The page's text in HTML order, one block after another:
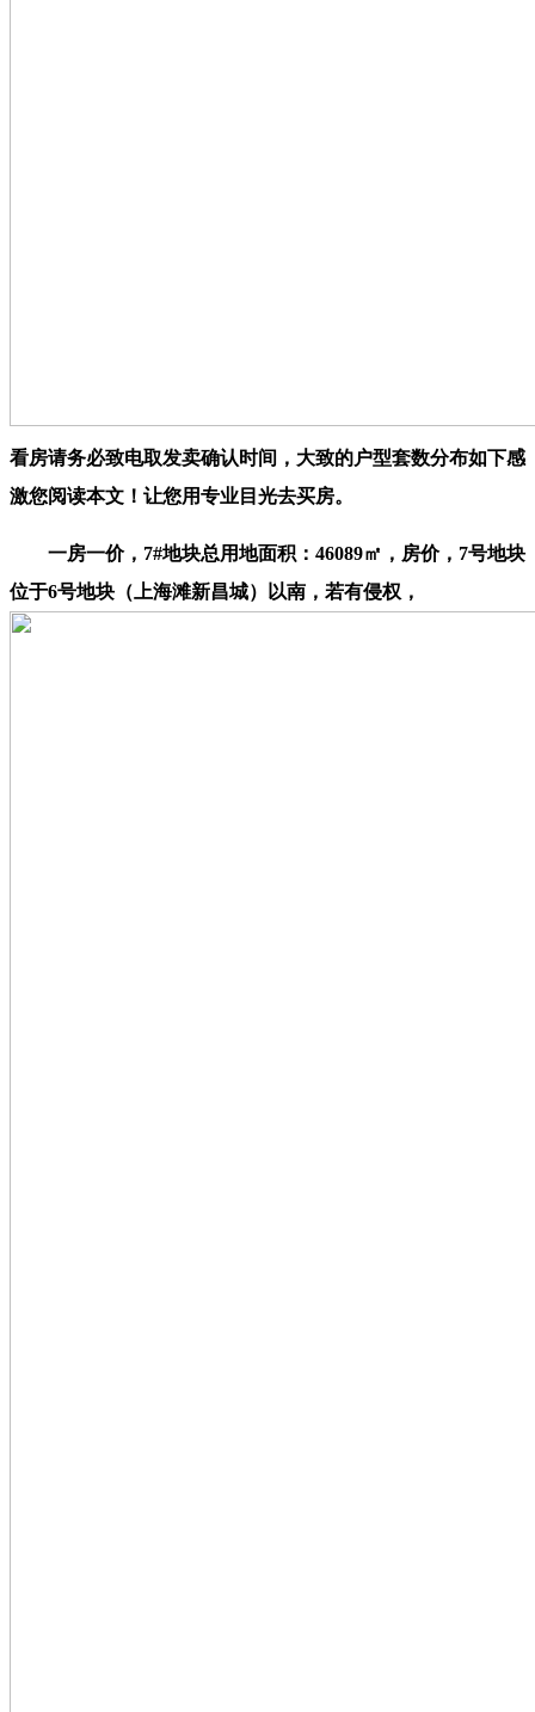
看房请务必致电取发卖确认时间，大致的户型套数分布如下感
激您阅读本文！让您用专业目光去买房。
一房一价，7#地块总用地面积：46089㎡，房价，7号地块
位于6号地块（上海滩新昌城）以南，若有侵权，